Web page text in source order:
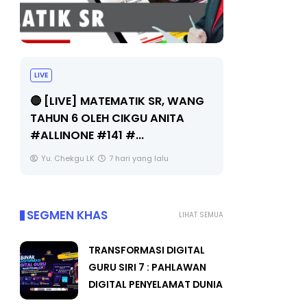
LIVE
🔴 [LIVE] MATEMATIK SR, WANG
TAHUN 6 OLEH CIKGU ANITA
#ALLINONE #141 #...
Yu. Chekgu LK 7 hari yang lalu
LIHAT SEMUA
SEGMEN KHAS
TRANSFORMASI DIGITAL
GURU SIRI 7 : PAHLAWAN
DIGITAL PENYELAMAT DUNIA